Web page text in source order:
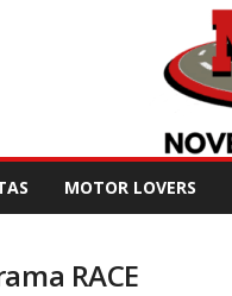
MOTOR LOVERS
RACE